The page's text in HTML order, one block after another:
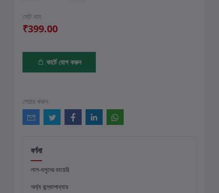
মোট দাম
₹399.00
কার্টে যোগ করুন
শেয়ার করুন
বর্ণনা
লাল-হলুদের ডায়েরি
অর্ঘ্য বন্দ্যোপাধ্যায়